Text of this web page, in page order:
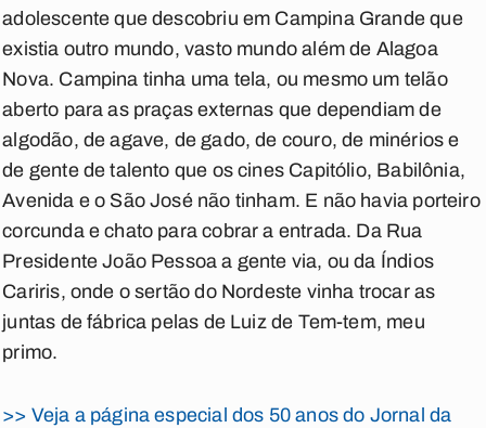
adolescente que descobriu em Campina Grande que
existia outro mundo, vasto mundo além de Alagoa
Nova. Campina tinha uma tela, ou mesmo um telão
aberto para as praças externas que dependiam de
algodão, de agave, de gado, de couro, de minérios e
de gente de talento que os cines Capitólio, Babilônia,
Avenida e o São José não tinham. E não havia porteiro
corcunda e chato para cobrar a entrada. Da Rua
Presidente João Pessoa a gente via, ou da Índios
Cariris, onde o sertão do Nordeste vinha trocar as
juntas de fábrica pelas de Luiz de Tem-tem, meu
primo.
>> Veja a página especial dos 50 anos do Jornal da